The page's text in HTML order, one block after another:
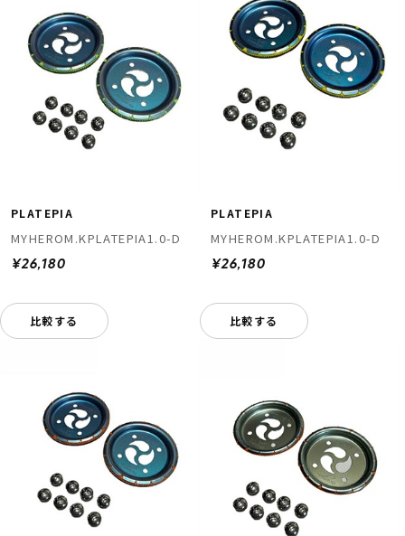
PLATEPIA
MYHEROM.KPLATEPIA1.0-D
¥26,180
比較する
PLATEPIA
MYHEROM.KPLATEPIA1.0-D
¥26,180
比較する